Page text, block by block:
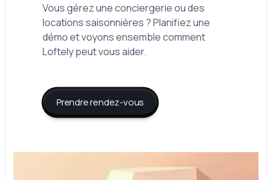
Vous gérez une conciergerie ou des
locations saisonnières ? Planifiez une
démo et voyons ensemble comment
Loftely peut vous aider.
Prendre rendez-vous